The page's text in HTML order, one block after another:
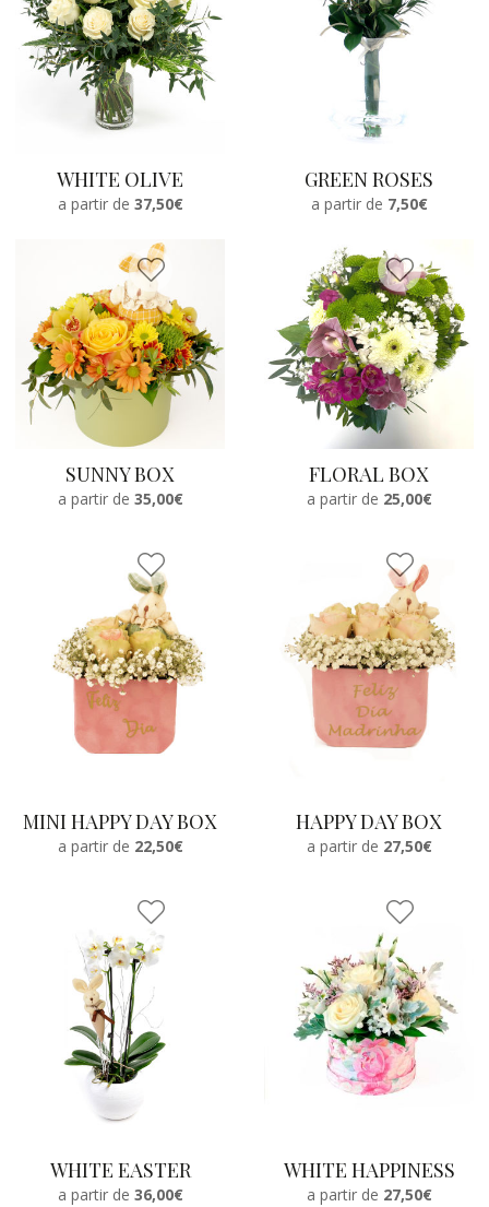
WHITE OLIVE
a partir de 37,50€
GREEN ROSES
a partir de 7,50€
SUNNY BOX
a partir de 35,00€
FLORAL BOX
a partir de 25,00€
MINI HAPPY DAY BOX
a partir de 22,50€
HAPPY DAY BOX
a partir de 27,50€
WHITE EASTER
a partir de 36,00€
WHITE HAPPINESS
a partir de 27,50€